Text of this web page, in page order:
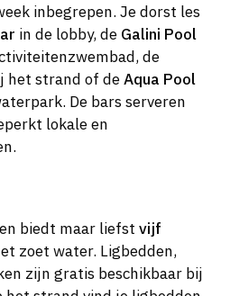
inbegrepen. Je dorst les
in de lobby, de Galini Pool
de
het strand of deAqua Pool
De bars serveren
lokale en
biedt maar liefst vijf
zoet water. Ligbedden,
zijn gratis beschikbaar bij